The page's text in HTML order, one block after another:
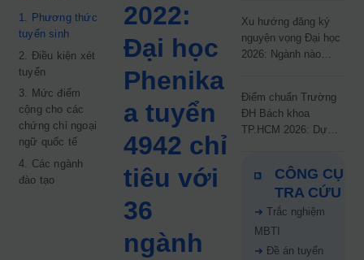
1. Phương thức
tuyển sinh
2. Điều kiện xét
tuyển
3. Mức điểm
cộng cho các
chứng chỉ ngoại
ngữ quốc tế
4. Các ngành
đào tạo
2022:
Đại học
Phenika
a tuyển
4942 chỉ
tiêu với
36
ngành
Xu hướng đăng ký
nguyện vọng Đại học
2026: Ngành nào
Điểm chuẩn Trường
ĐH Bách khoa
TP.HCM 2026: Dự
67%
CÔNG CỤ
TRA CỨU
➜ Trắc nghiệm
MBTI
➜ Đề án tuyển